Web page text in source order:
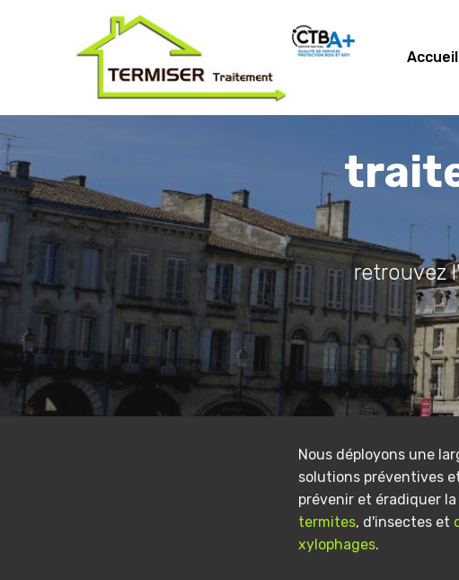
Accueil
retrouvez
Nous déployons une
solutions préventives
prévenir et éradiquer la
termites, d'insectes et
xylophages.